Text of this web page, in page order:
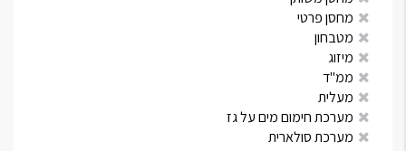
מחסן פרטי
מטבחון
מיזוג
ממ"ד
מעלית
מערכת חימום מים על גז
מערכת סולארית